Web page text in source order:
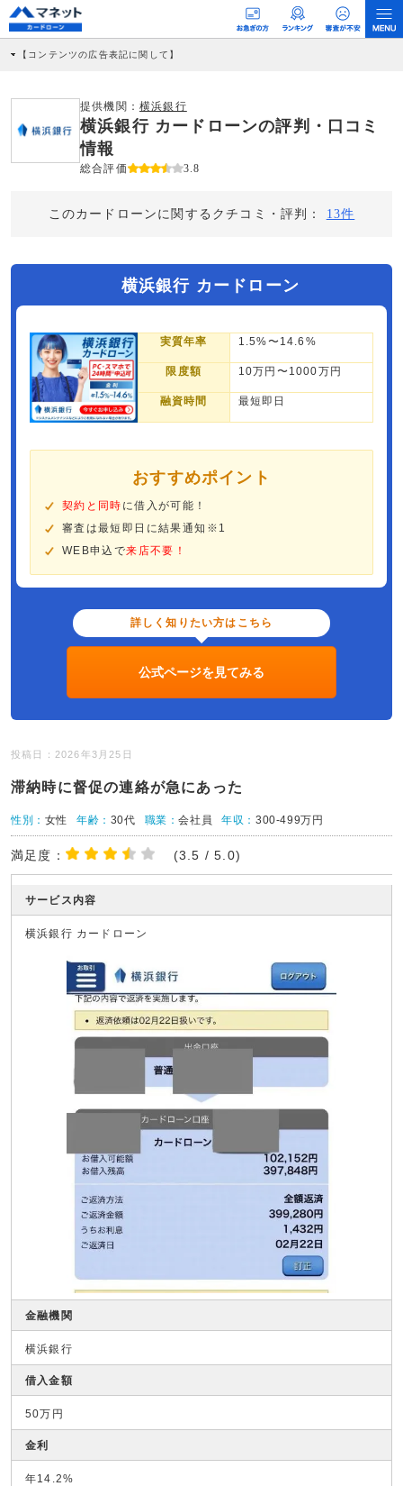
【コンテンツの広告表記に関して】
社に対して企業から紹介報酬が支払われるという収益モデルです。 ただし、特定の
商品を根拠なくPRするものではなく、当編集部の調査／ユーザーへの口コミ収集な
どに基づき、公平性を担保した情報提供を行っています。
提供機関： 横浜銀行
横浜銀行 カードローンの評判・口コミ
情報
総合評価 3.8
このカードローンに関するクチコミ・評判： 13件
横浜銀行 カードローン
実質年率 1.5%〜14.6%
限度額 10万円〜1000万円
融資時間 最短即日
おすすめポイント
契約と同時 に借入が可能！
審査は最短即日に結果通知※1
WEB申込で来店不要！
詳しく知りたい方はこちら
公式ページを見てみる
投稿日：2026年3月25日
滞納時に督促の連絡が急にあった
性別： 女性 年齢： 30代 職業：会社員 年収：300-499万円
満足度： (3.5 / 5.0)
サービス内容
横浜銀行 カードローン
金融機関
横浜銀行
借入金額
50万円
金利
年14.2%